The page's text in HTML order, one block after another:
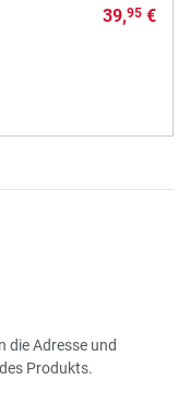
39,95€
die Adresse und
Produkts.